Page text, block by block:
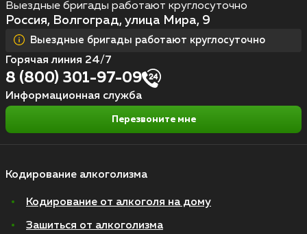
Кодирование алкоголизма
Кодирование от алкоголя на дому
Зашиться от алкоголизма
Выездные бригады работают круглосуточно
Россия, Волгоград, улица Мира, 9
Выездные бригады работают круглосуточно
Горячая линия 24/7
8 (800) 301-97-09
Информационная служба
Перезвоните мне